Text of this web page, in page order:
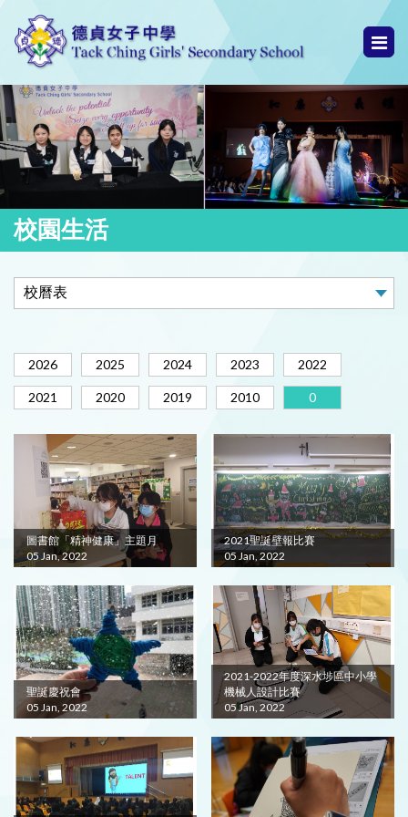
校園生活
2026 2025 2024 2023 2022
2021 2020 2019 2010 0
圖書館「精神健康」主題月
05 Jan, 2022
2021聖誕壁報比賽
05 Jan, 2022
聖誕慶祝會
05 Jan, 2022
2021-2022年度深水埗區中小學
機械人設計比賽
05 Jan, 2022